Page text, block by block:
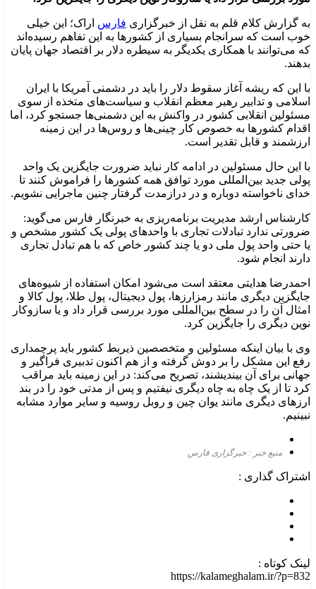
به گزارش کلام قلم به نقل از خبرگزاری فارس اراک؛ این خیلی
خوب است که سرانجام بسیاری از کشورها به این تفاهم رسیده‌اند
که می‌توانند با همکاری یکدیگر به سیطره دلار بر اقتصاد جهان پایان
بدهند.
با این که ریشه آغاز سقوط دلار را باید در دشمنی آمریکا با ایران
اسلامی و تدابیر رهبر معظم انقلاب و سیاست‌های متخذه از سوی
مسئولین انقلابی کشور در واکنش به این دشمنی‌ها جستجو کرد، اما
اقدام کشورها به خصوص کار چینی‌ها و روس‌ها در این زمینه
ارزشمند و قابل تقدیر است.
با این حال مسئولین در ادامه کار نباید ضرورت جایگزین یک واحد
پولی جدید بین‌المللی مورد توافق همه کشورها را فراموش کنند تا
خدای ناخواسته دوباره و در درازمدت گرفتار چنین ماجرایی نشویم.
کارشناس ارشد مدیریت برنامه‌ریزی به خبرنگار فارس می‌گوید:
ضرورتی ندارد تبادلات تجاری با واحدهای پولی یک کشور مشخص و
یا حتی واحد پول ملی دو یا چند کشور خاص که با هم تبادل تجاری
دارند انجام شود.
احمدرضا هدایتی معتقد است می‌شود امکان استفاده از شیوه‌های
جایگزین دیگری مانند رمزارزها، پول دیجیتال، پول طلا، پول کالا و
امثال آن را در سطح بین‌المللی مورد بررسی قرار داد و یا سازوکار
نوین دیگری را جایگزین کرد.
وی با بیان اینکه مسئولین و متخصصین ذیربط کشور باید پرچمداری
رفع این مشکل را بر دوش گرفته و از هم اکنون تدبیری فراگیر و
جهانی برای آن بیندیشند، تصریح می‌کند: در این زمینه باید مراقب
کرد تا از یک چاه به چاه دیگری نیفتیم و پس از مدتی خود را در بند
ارزهای دیگری مانند یوان چین و روبل روسیه و سایر موارد مشابه
نبینیم.
منبع خبر : خبرگزاری فارس
اشتراک گذاری :
لینک کوتاه :
https://kalameghalam.ir/?p=832